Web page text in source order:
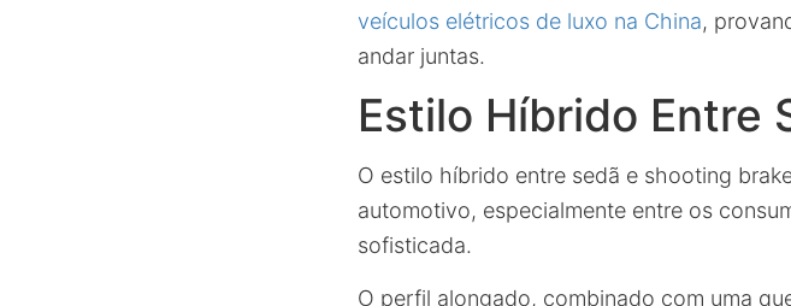
veículos elétricos de luxo na China,
andar juntas.
Estilo Híbrido Entre
O estilo híbrido entre sedã e shooting
automotivo, especialmente entre os
sofisticada.
O perfil alongado, combinado com uma